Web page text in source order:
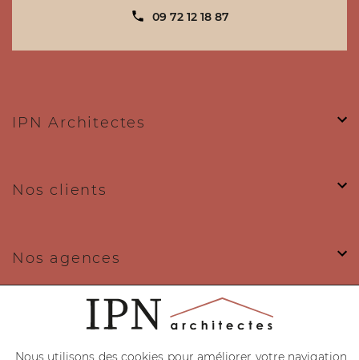
contact@ipn-architectes.fr
Prendre RDV
09 72 12 18 87
09 72 12 18 87
IPN Architectes
Nos clients
Nos agences
Nos expertises
Nous utilisons des cookies pour améliorer votre navigation